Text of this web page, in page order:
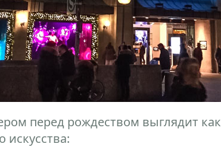
перед рождеством выглядит как
искусства: